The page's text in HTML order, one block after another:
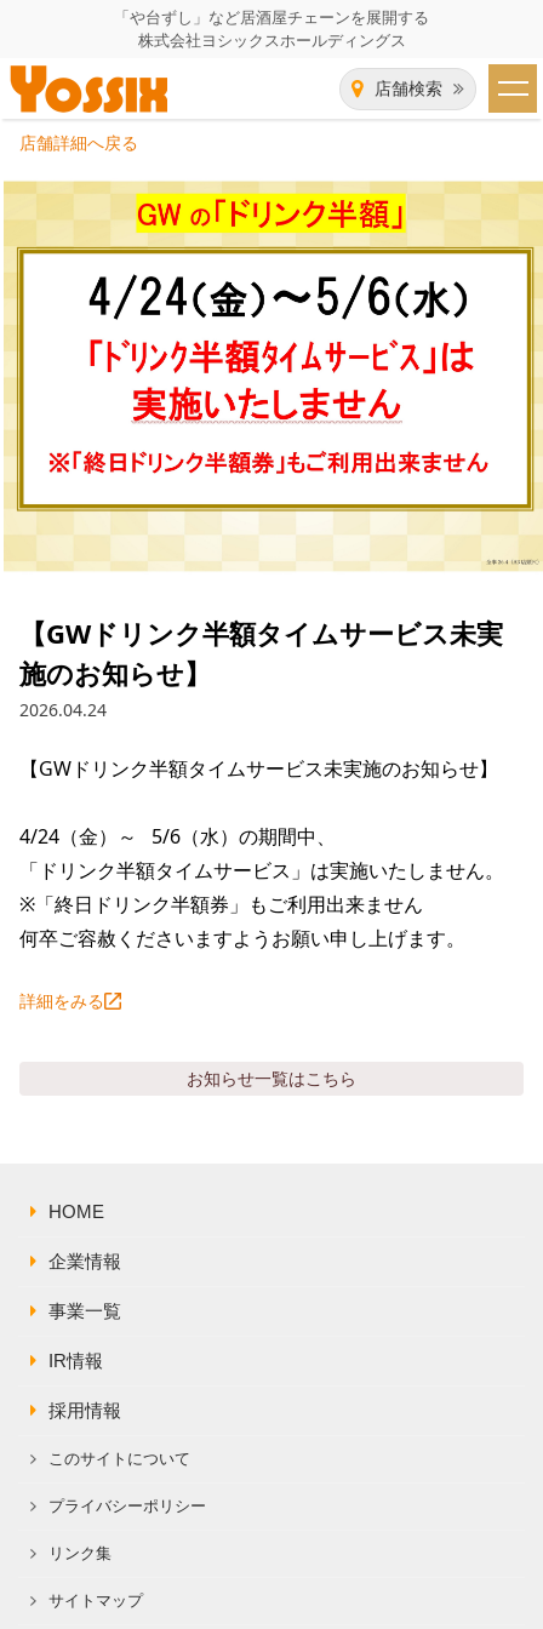
「や台ずし」など居酒屋チェーンを展開する
株式会社ヨシックスホールディングス
店舗検索
HOME
企業情報
企業情報トップ
代表者あいさつ
グループ会社
会社概要
沿革
経営陣
所在地
事業一覧
飲食事業紹介
飲食事業紹介トップ
や台ずし
焼とりてっぱん
や台や
海老どて食堂
IR（株主・投資家）情報
会長メッセージ
コーポレートガバナンス
財務情報
業績推移
株式情報
IRライブラリトップ
決算短信
有価証券報告書等法定開示資料
株主総会関連資料
IRカレンダー
株価情報
パート・アルバイト
店舗物件・店舗施工管理業者の募集
お問い合わせ
お問い合わせトップ
このサイトについて
プライバシーポリシー
リンク集
サイトマップ
店舗詳細へ戻る
【GWドリンク半額タイムサービス未実
施のお知らせ】
2026.04.24
【GWドリンク半額タイムサービス未実施のお知らせ】
4/24（金）～   5/6（水）の期間中、
「ドリンク半額タイムサービス」は実施いたしません。
※「終日ドリンク半額券」もご利用出来ません
何卒ご容赦くださいますようお願い申し上げます。
詳細をみる
お知らせ一覧はこちら
HOME
企業情報
事業一覧
IR情報
採用情報
このサイトについて
プライバシーポリシー
リンク集
サイトマップ